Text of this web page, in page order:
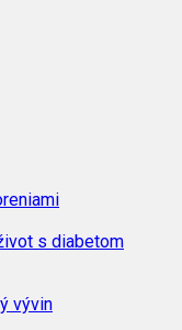
s diabetom
vývin